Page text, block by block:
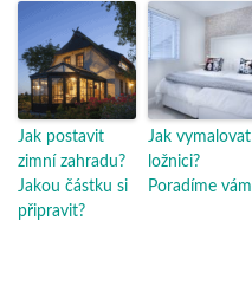
Jak postavit
zimní zahradu?
Jakou částku si
připravit?
Jak vymalovat
ložnici?
Poradíme vám